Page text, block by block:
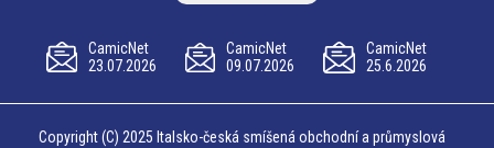
CamicNet
23.07.2026
CamicNet
09.07.2026
CamicNet
25.6.2026
Copyright (C) 2025 Italsko-česká smíšená obchodní a průmyslová